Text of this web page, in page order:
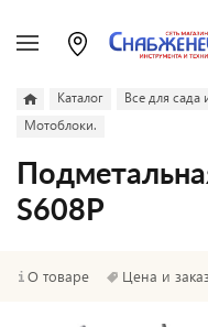
Каталог Все для сада
Мотоблоки.
S608P
О товаре Цена и заказ